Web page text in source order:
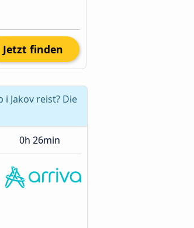
Jetzt finden
Jakov reist? Die
0h 26min